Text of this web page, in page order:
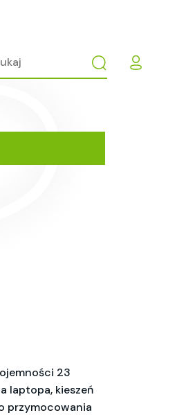
23
laptopa, kieszeń
przymocowania